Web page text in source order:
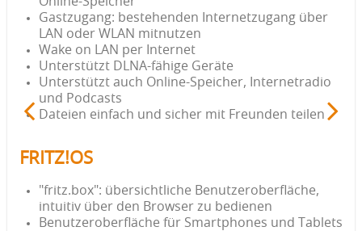
Gastzugang: bestehenden Internetzugang über
LAN oder WLAN mitnutzen
Wake on LAN per Internet
Unterstützt DLNA-fähige Geräte
Unterstützt auch Online-Speicher, Internetradio
und Podcasts
Dateien einfach und sicher mit Freunden teilen
FRITZ!OS
"fritz.box": übersichtliche Benutzeroberﬂäche,
intuitiv über den Browser zu bedienen
Benutzeroberfläche für Smartphones und Tablets